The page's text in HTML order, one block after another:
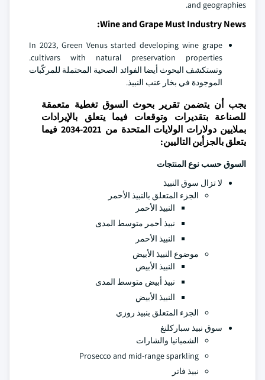
and geographies.
Wine and Grape Must Industry News:
In 2023, Green Venus started developing wine grape
cultivars with natural preservation properties.
وتستكشف البحوث أيضا الفوائد الصحية المحتملة للمركّبات
الموجودة في بخار عنب النبيذ.
يجب أن يتضمن تقرير بحوث السوق تغطية متعمقة
للصناعة بتقديرات وتوقعات فيما يتعلق بالإيرادات
بملايين دولارات الولايات المتحدة من 2021-2034 فيما
يتعلق بالجزأين التاليين:
السوق حسب نوع المنتجات
لا تزال سوق النبيذ
الجزء المتعلق بالنبيذ الأحمر
النبيذ الأحمر
نبيذ أحمر متوسط المدى
النبيذ الأحمر
موضوع النبيذ الأبيض
النبيذ الأبيض
نبيذ أبيض متوسط المدى
النبيذ الأبيض
الجزء المتعلق بنبيذ روزي
سوق نبيذ سباركلنغ
الشمبانيا والشارات
Prosecco and mid-range sparkling
نبيذ فاتر